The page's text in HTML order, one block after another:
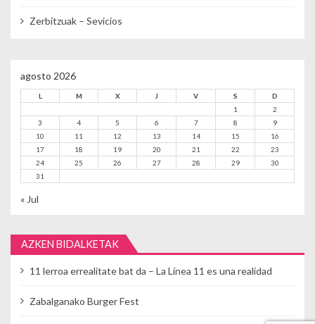
Zerbitzuak – Sevicios
agosto 2026
L M X J V S
D
1
2
3
4 5 6 7 8
9
10
11 12 13 14 15
16
17
18 19 20 21 22
23
24
25 26 27 28 29
30
31
« Jul
AZKEN BIDALKETAK
11 lerroa errealitate bat da – La Línea 11 es una realidad
Zabalganako Burger Fest